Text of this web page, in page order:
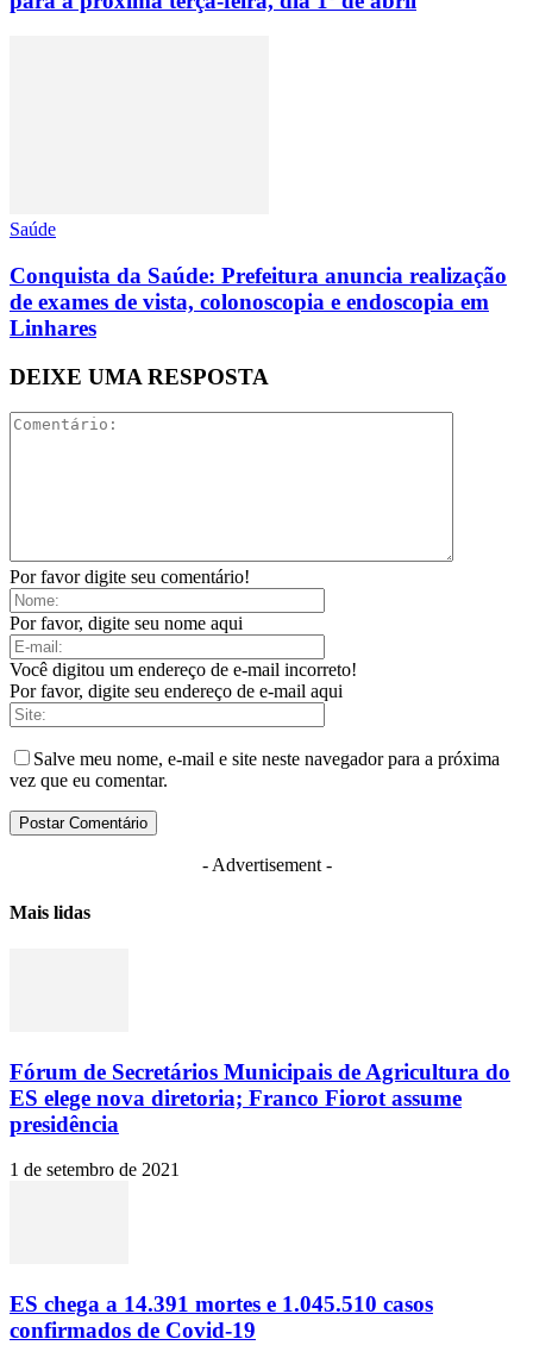
Saúde
Conquista da Saúde: Prefeitura anuncia realização
de exames de vista, colonoscopia e endoscopia em
Linhares
DEIXE UMA RESPOSTA
Por favor digite seu comentário!
Por favor, digite seu nome aqui
Você digitou um endereço de e-mail incorreto!
Por favor, digite seu endereço de e-mail aqui
Salve meu nome, e-mail e site neste navegador para a próxima
vez que eu comentar.
- Advertisement -
Mais lidas
Fórum de Secretários Municipais de Agricultura do
ES elege nova diretoria; Franco Fiorot assume
presidência
1 de setembro de 2021
ES chega a 14.391 mortes e 1.045.510 casos
confirmados de Covid-19